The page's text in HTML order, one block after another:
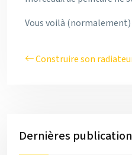
Vous voilà (normalement)
Construire son
Dernières